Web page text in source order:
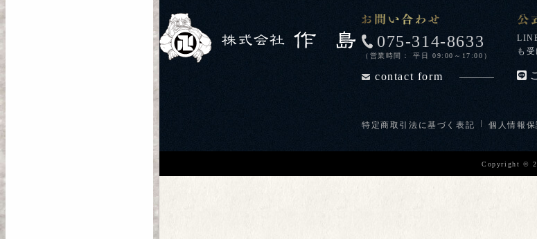
075-314-8633
（営業時間： 平日 09:00～17:00）
contact form
も
特定商取引法に基づく表記 個人情報保
Copyright ©